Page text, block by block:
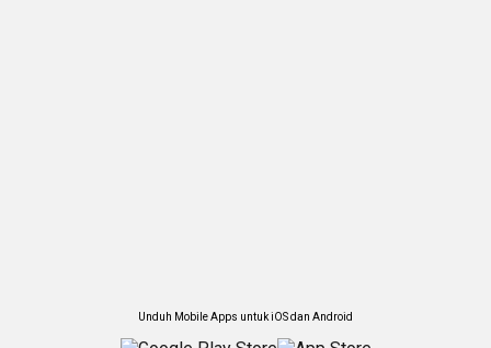
Unduh Mobile Apps untuk iOS dan Android